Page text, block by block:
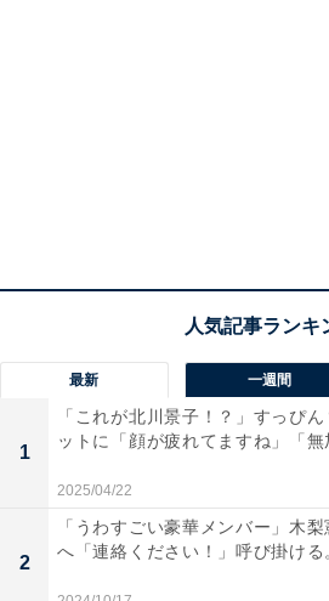
最新 一週間
1
「これが北川景子！？」すっぴ
ットに「顔が疲れてますね」「
2025/04/22
2
「うわすごい豪華メンバー」木梨
へ「連絡ください！」呼び掛け